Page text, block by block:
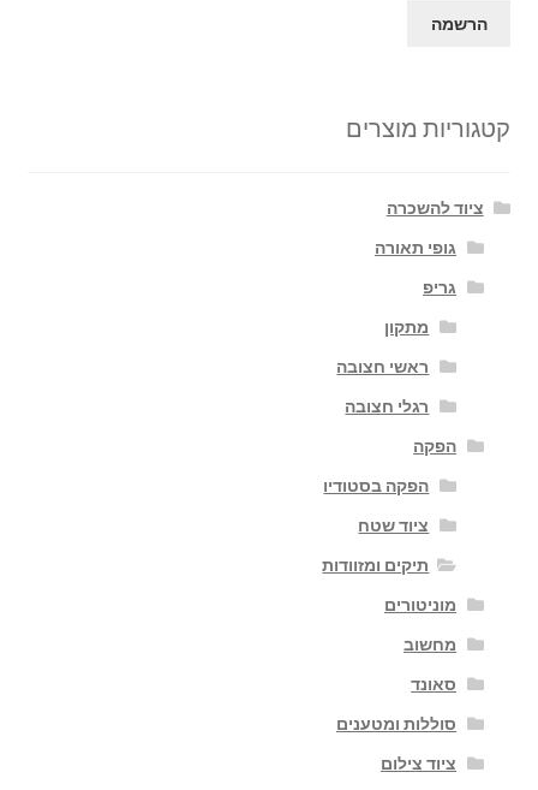
קטגוריות מוצרים
ציוד להשכרה
גופי תאורה
גריפ
מתקון
ראשי חצובה
רגלי חצובה
הפקה
הפקה בסטודיו
ציוד שטח
תיקים ומזוודות
מוניטורים
מחשוב
סאונד
סוללות ומטענים
ציוד צילום